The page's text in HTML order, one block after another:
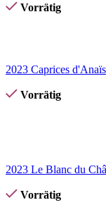
Vorrätig
2023 Caprices
Vorrätig
2023 Le Blanc du
Vorrätig